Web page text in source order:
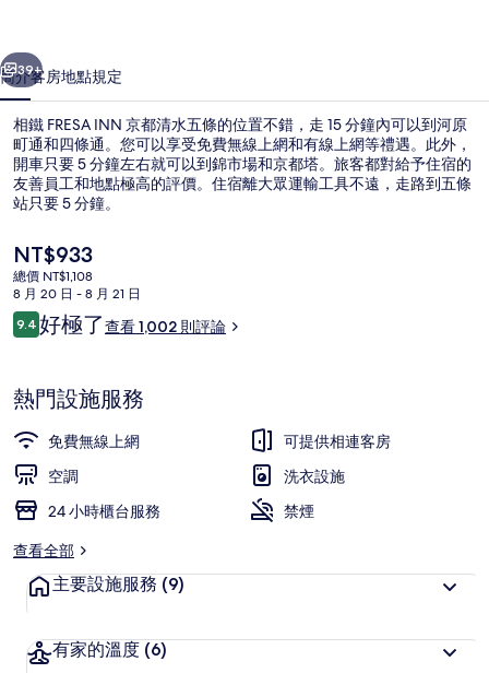
水
五
條
的
相
集
個 下一個
39+
簡介客房地點規定
相鐵 FRESA INN 京都清水五條的位置不錯，走 15 分鐘內可以到河原
町通和四條通。您可以享受免費無線上網和有線上網等禮遇。此外，
開車只要 5 分鐘左右就可以到錦市場和京都塔。旅客都對給予住宿的
友善員工和地點極高的評價。住宿離大眾運輸工具不遠，走路到五條
站只要 5 分鐘。
目
前
的
價
格
NT$933
總價 NT$1,108
8 月 20 日 - 8 月 21 日
評
論
9.49.4 分，滿分 10 分，
好極了查看 1,002 則評論
熱門設施服務
免費無線上網
可提供相連客房
空調
洗衣設施
24 小時櫃台服務
禁煙
查看全部
主要設施服務 (9)
有家的溫度 (6)